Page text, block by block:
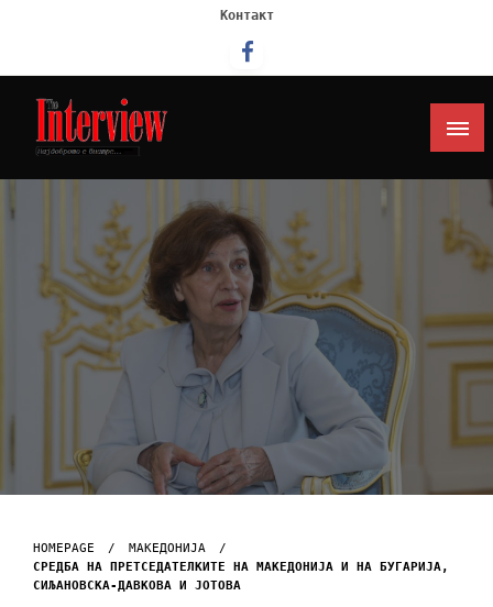
Контакт
Интервју
HOMEPAGE
МАКЕДОНИЈА
СРЕДБА НА ПРЕТСЕДАТЕЛКИТЕ НА МАКЕДОНИЈА И НА БУГАРИЈА,
СИЉАНОВСКА-ДАВКОВА И ЈОТОВА